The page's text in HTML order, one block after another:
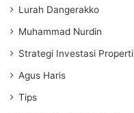
Lurah Dangerakko
Muhammad Nurdin
Strategi Investasi Properti
Agus Haris
Tips